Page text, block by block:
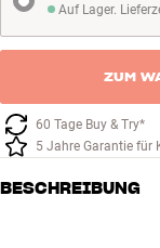
Auf Lager. Lieferzeit 2-3
Auf Lager.
ZUM
60 Tage Buy & Try*
5 Jahre Garantie für
BESCHREIBUNG